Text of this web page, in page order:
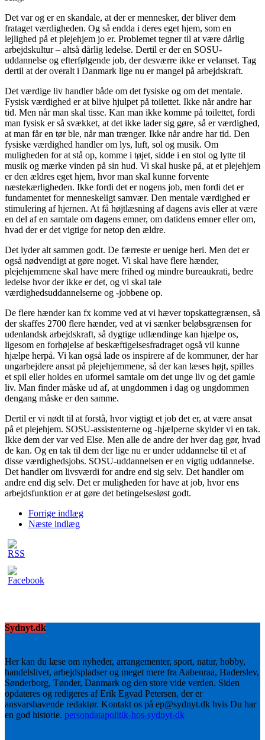
Det var og er en skandale, at der er mennesker, der bliver dem
frataget værdigheden. Og så endda i deres eget hjem, som en
lejlighed på et plejehjem jo er. Problemet tegner til at være dårlig
arbejdskultur – altså dårlig ledelse. Dertil er der en SOSU-
uddannelse og efterfølgende job, der desværre ikke er velanset. Tag
dertil at der overalt i Danmark lige nu er mangel på arbejdskraft.
Det værdige liv handler både om det fysiske og om det mentale.
Fysisk værdighed er at blive hjulpet på toilettet. Ikke når andre har
tid. Men når man skal tisse. Kan man ikke komme på toilettet, fordi
man fysisk er så svækket, at det ikke lader sig gøre, så er værdighed,
at man får en tør ble, når man trænger. Ikke når andre har tid. Den
fysiske værdighed handler om lys, luft, sol og musik. Om
muligheden for at stå op, komme i tøjet, sidde i en stol og lytte til
musik og mærke vinden på sin hud. Vi skal huske på, at et plejehjem
er den ældres eget hjem, hvor man skal kunne forvente
næstekærligheden. Ikke fordi det er nogens job, men fordi det er
fundamentet for menneskeligt samvær. Den mentale værdighed er
stimulering af hjernen. At få højtlæsning af dagens avis eller at være
en del af en samtale om dagens emner, om datidens emner eller om,
hvad der er det vigtige for netop den ældre.
Det lyder alt sammen godt. De færreste er uenige heri. Men det er
også nødvendigt at gøre noget. Vi skal have flere hænder,
plejehjemmene skal have mere frihed og mindre bureaukrati, bedre
ledelse hvor der ikke er det, og vi skal tale
værdighedsuddannelserne og -jobbene op.
De flere hænder kan fx komme ved at vi hæver topskattegrænsen, så
der skaffes 2700 flere hænder, ved at vi sænker beløbsgrænsen for
udenlandsk arbejdskraft, så dygtige udlændinge kan hjælpe os,
ligesom en forhøjelse af beskæftigelsesfradraget også vil kunne
hjælpe herpå. Vi kan også lade os inspirere af de kommuner, der har
ungarbejdere ansat på plejehjemmene, så der kan læses højt, spilles
et spil eller holdes en uformel samtale om det unge liv og det gamle
liv. Man finder måske ud af, at ungdommen i dag og ungdommen
dengang måske er den samme.
Dertil er vi nødt til at forstå, hvor vigtigt et job det er, at være ansat
på et plejehjem. SOSU-assistenterne og -hjælperne skylder vi en tak.
Ikke dem der var ved Else. Men alle de andre der hver dag gør, hvad
de kan. Og en tak til dem der lige nu er under uddannelse til et af
disse værdighedsjobs. SOSU-uddannelsen er en vigtig uddannelse.
Det handler om livsværdi for andre end sig selv. Det handler om
andre end dig selv. Det er muligheden for have at job, hvor ens
arbejdsfunktion er at gøre det betingelsesløst godt.
Forrige indlæg
Næste indlæg
Sydnyt.dk
Her kan du læse om nyheder, arrangementer, sport, natur, hobby,
handelslivet, arbejdspladser og meget mere fra Aabenraa, Haderslev,
Sønderborg, Tønder, Danmark og den store vide verden. Siden
opdateres og redigeres af Erik Egvad Petersen, der er
ansvarshavende redaktør. Kontakt os på ep@sydnyt.dk hvis Du har
en god historie. persondatapolitik-hos-sydnyt-dk